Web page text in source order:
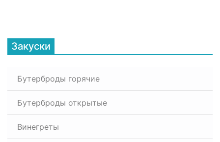
Закуски
Бутерброды горячие
Бутерброды открытые
Винегреты